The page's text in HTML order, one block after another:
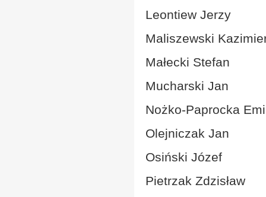
Leontiew Jerzy
Maliszewski
Małecki Stefan
Mucharski Jan
Nożko-Paprocka
Olejniczak Jan
Osiński Józef
Pietrzak Zdzisław